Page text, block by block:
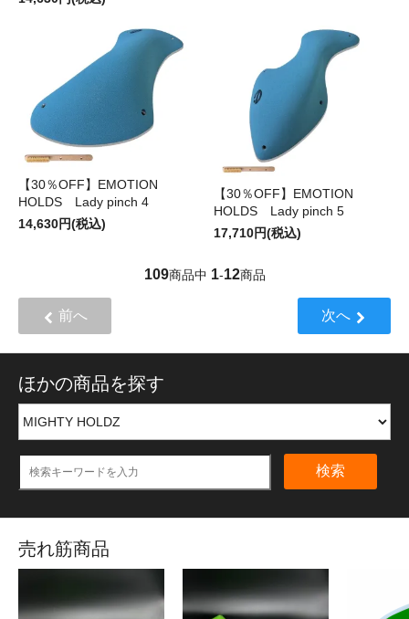
【30％OFF】EMOTION
HOLDS Lady pinch 4
14,630円(税込)
【30％OFF】EMOTION
HOLDS Lady pinch 5
17,710円(税込)
109商品中 1-12商品
前へ 次へ
ほかの商品を探す
検索
売れ筋商品